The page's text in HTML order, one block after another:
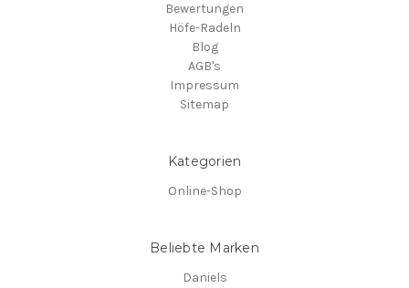
Bewertungen
Höfe-Radeln
Blog
AGB's
Impressum
Sitemap
Kategorien
Online-Shop
Beliebte Marken
Daniels